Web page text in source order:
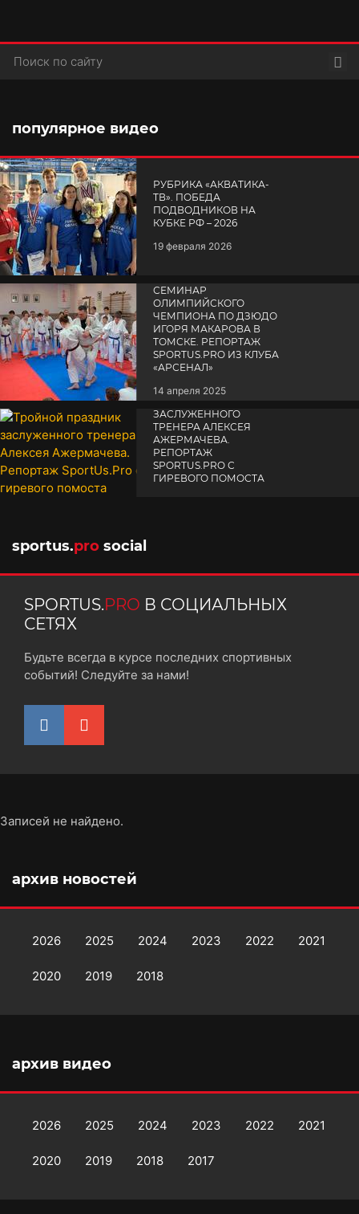
популярное видео
РУБРИКА «АКВАТИКА-
TВ». ПОБЕДА
ПОДВОДНИКОВ НА
КУБКЕ РФ – 2026
19 февраля 2026
СЕМИНАР
ОЛИМПИЙСКОГО
ЧЕМПИОНА ПО ДЗЮДО
ИГОРЯ МАКАРОВА В
ТОМСКЕ. РЕПОРТАЖ
SPORTUS.PRO ИЗ КЛУБА
«АРСЕНАЛ»
14 апреля 2025
ЗАСЛУЖЕННОГО
ТРЕНЕРА АЛЕКСЕЯ
АЖЕРМАЧЕВА.
РЕПОРТАЖ
SPORTUS.PRO С
ГИРЕВОГО ПОМОСТА
sportus.pro social
SPORTUS.PRO В СОЦИАЛЬНЫХ
СЕТЯХ
Будьте всегда в курсе последних спортивных
событий! Следуйте за нами!
Записей не найдено.
архив новостей
2026 2025 2024 2023 2022 2021
2020 2019 2018
архив видео
2026 2025 2024 2023 2022 2021
2020 2019 2018 2017